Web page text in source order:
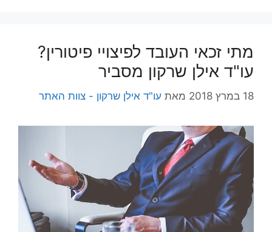
מתי זכאי העובד לפיצויי פיטורין?
עו"ד אילן שרקון מסביר
18 במרץ 2018 מאת עו"ד אילן שרקון - צוות האתר